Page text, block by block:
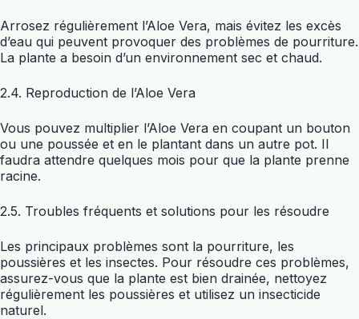
Arrosez régulièrement l’Aloe Vera, mais évitez les excès
d’eau qui peuvent provoquer des problèmes de pourriture.
La plante a besoin d’un environnement sec et chaud.
2.4. Reproduction de l’Aloe Vera
Vous pouvez multiplier l’Aloe Vera en coupant un bouton
ou une poussée et en le plantant dans un autre pot. Il
faudra attendre quelques mois pour que la plante prenne
racine.
2.5. Troubles fréquents et solutions pour les résoudre
Les principaux problèmes sont la pourriture, les
poussières et les insectes. Pour résoudre ces problèmes,
assurez-vous que la plante est bien drainée, nettoyez
régulièrement les poussières et utilisez un insecticide
naturel.